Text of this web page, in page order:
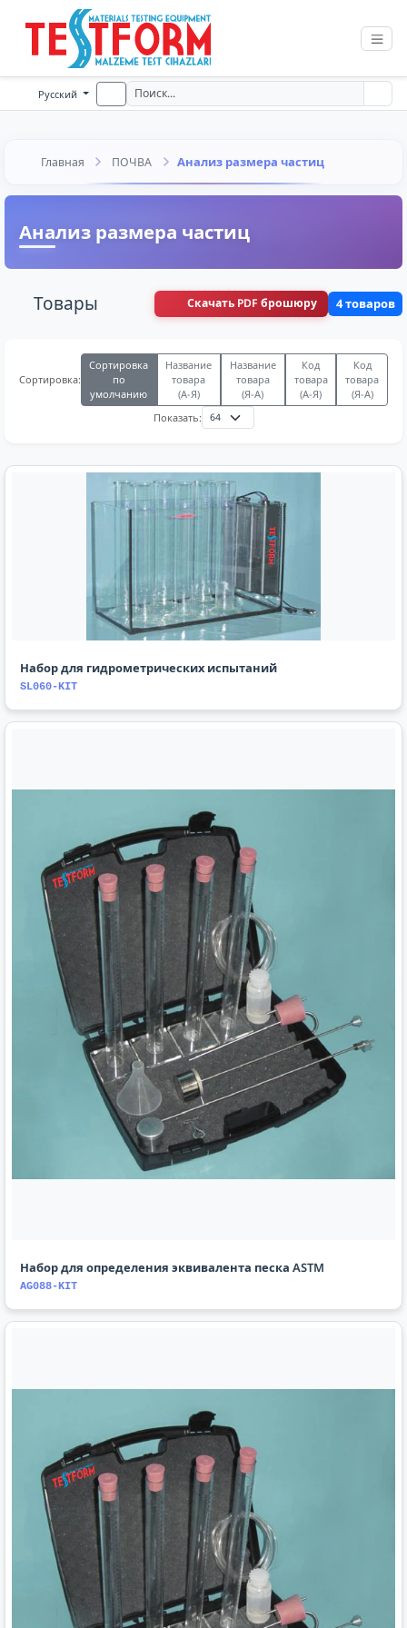
Русский
Главная ПОЧВА Анализ размера частиц
Анализ размера частиц
Товары Скачать PDF брошюру 4 товаров
Сортировка:
Сортировка
по
умолчанию
Название
товара
(А-Я)
Название
товара
(Я-А)
Код
товара
(А-Я)
Код
товара
(Я-А)
Показать:
Набор для гидрометрических испытаний
SL060-KIT
Набор для определения эквивалента песка ASTM
AG088-KIT